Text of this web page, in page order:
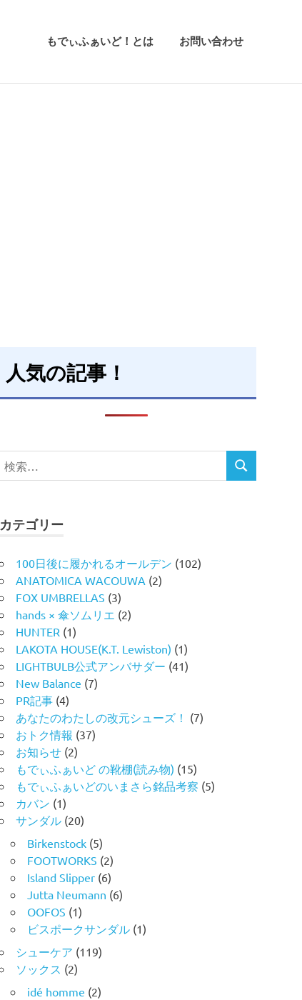
もでぃふぁいど！とは お問い合わせ
人気の記事！
検
索
検
カテゴリー
100日後に履かれるオールデン (102)
ANATOMICA WACOUWA (2)
FOX UMBRELLAS (3)
hands × 傘ソムリエ (2)
HUNTER (1)
LAKOTA HOUSE(K.T. Lewiston) (1)
LIGHTBULB公式アンバサダー (41)
New Balance (7)
PR記事 (4)
あなたのわたしの改元シューズ！ (7)
おトク情報 (37)
お知らせ (2)
もでぃふぁいど の靴棚(読み物) (15)
もでぃふぁいどのいまさら銘品考察 (5)
カバン (1)
サンダル (20)
Birkenstock (5)
FOOTWORKS (2)
Island Slipper (6)
Jutta Neumann (6)
OOFOS (1)
ビスポークサンダル (1)
シューケア (119)
ソックス (2)
idé homme (2)